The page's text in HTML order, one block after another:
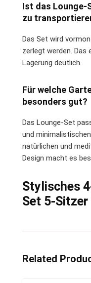
Ist das Lounge-
zu
Das Set wird
zerlegt werden. Das
Lagerung deutlich.
Für welche
besonders gut?
Das Lounge-Set
und
natürlichen und
Design macht es
Stylisches
Set 5-Sitzer
Related